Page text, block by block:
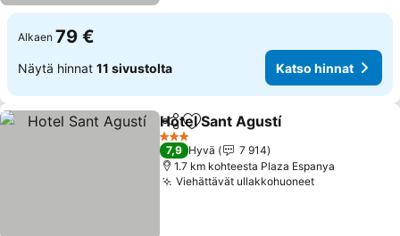
Alkaen 79 €
Näytä hinnat 11 sivustolta Katso hinnat
Jaa Lisää suosikkeihin
Hotel Sant Agustí
3 Tähtiluokitus
7,9 Hyvä
7 914
1.7 km kohteesta Plaza Espanya
Viehättävät ullakkohuoneet